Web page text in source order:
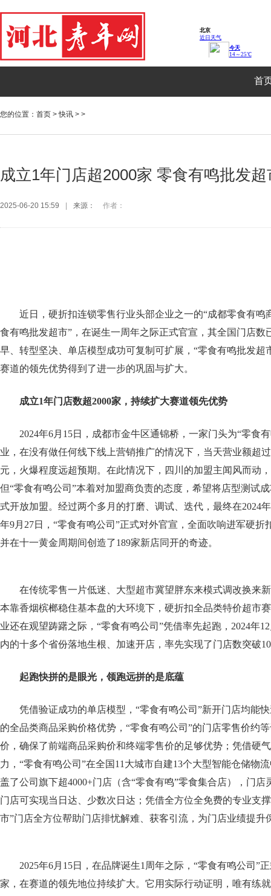
首
您的位置： 首页 >快讯 > >
成立1年门店超2000家 零食有鸣批发
2025-06-20 15:59 来源： 作者：
近日，硬折扣连锁零售行业头部企业之一的“成都零食有鸣
食有鸣批发超市”，在诞生一周年之际正式官宣，其全国门店数
早、转型坚决、单店模型成功可复制可扩展，“零食有鸣批发超
赛道的领先优势得到了进一步的巩固与扩大。
成立1年门店数超2000家，持续扩大赛道领先优势
2024年6月15日，成都市金牛区通锦桥，一家门头为“零食
业，在没有做任何线下线上营销推广的情况下，当天营业额超
元，火爆程度远超预期。在此情况下，四川的加盟主闻风而动
但“零食有鸣公司”本着对加盟商负责的态度，希望将店型测试
式开放加盟。经过两个多月的打磨、调试、迭代，最终在2024
年9月27日，“零食有鸣公司”正式对外官宣，全面吹响进军硬折
并在十一黄金周期间创造了189家新店同开的奇迹。
在传统零售一片低迷、大型超市冀望胖东来模式调改换来
本靠香烟槟榔稳住基本盘的大环境下，硬折扣全品类特价超市
业还在观望踌躇之际，“零食有鸣公司”凭借率先起跑，2024年
内的十多个省份落地生根、加速开店，率先实现了门店数突破
起跑快拼的是眼光，领跑远拼的是底蕴
凭借验证成功的单店模型，“零食有鸣公司”新开门店均能
的全品类商品采购价格优势，“零食有鸣公司”的门店零售价约
价，确保了前端商品采购价和终端零售价的足够优势；凭借硬
力，“零食有鸣公司”在全国11大城市自建13个大型智能仓储物
盖了公司旗下超4000+门店（含“零食有鸣”零食集合店），门
门店可实现当日达、少数次日达；凭借全方位全免费的专业支
市”门店全方位帮助门店排忧解难、获客引流，为门店业绩提
2025年6月15日，在品牌诞生1周年之际，“零食有鸣公司”
家，在赛道的领先地位持续扩大。它用实际行动证明，唯有练